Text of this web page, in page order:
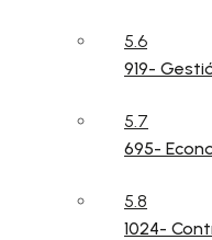
5.6
919-
5.7
695-
5.8
1024-